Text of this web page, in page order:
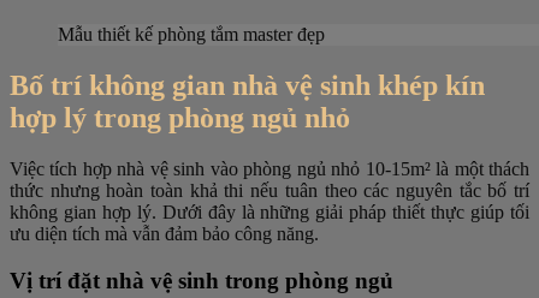
Mẫu thiết kế phòng tắm master đẹp
Bố trí không gian nhà vệ sinh khép kín
hợp lý trong phòng ngủ nhỏ
Việc tích hợp nhà vệ sinh vào phòng ngủ nhỏ 10-15m² là một thách
thức nhưng hoàn toàn khả thi nếu tuân theo các nguyên tắc bố trí
không gian hợp lý. Dưới đây là những giải pháp thiết thực giúp tối
ưu diện tích mà vẫn đảm bảo công năng.
Vị trí đặt nhà vệ sinh trong phòng ngủ